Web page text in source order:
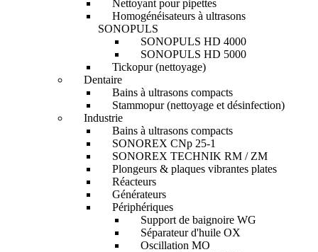
Nettoyant pour pipettes
Homogénéisateurs à ultrasons
SONOPULS
SONOPULS HD 4000
SONOPULS HD 5000
Tickopur (nettoyage)
Dentaire
Bains à ultrasons compacts
Stammopur (nettoyage et désinfection)
Industrie
Bains à ultrasons compacts
SONOREX CNp 25-1
SONOREX TECHNIK RM / ZM
Plongeurs & plaques vibrantes plates
Réacteurs
Générateurs
Périphériques
Support de baignoire WG
Séparateur d'huile OX
Oscillation MO